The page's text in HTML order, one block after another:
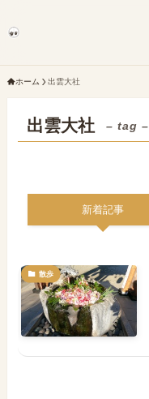
ホーム 出雲大社
出雲大社 – tag –
新着記事
散歩